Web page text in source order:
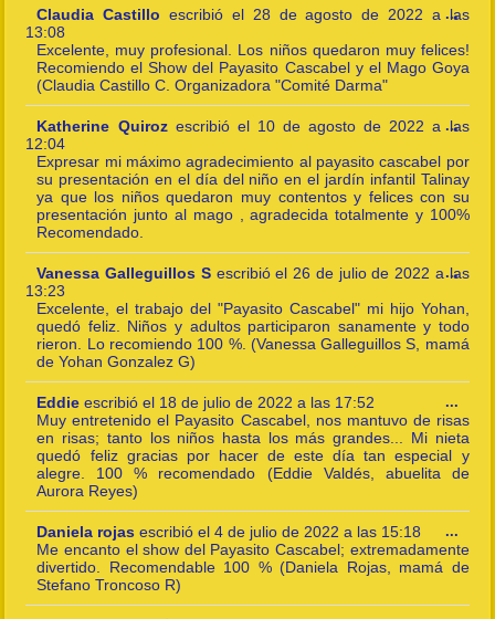
Claudia Castilloescribió el28 de agosto de 2022 a las
13:08
Excelente, muy profesional. Los niños quedaron muy felices!
Recomiendo el Show del Payasito Cascabel y el Mago Goya
(Claudia Castillo C. Organizadora "Comité Darma"
...
Katherine Quiroz escribió el10 de agosto de 2022 a las
12:04
Expresar mi máximo agradecimiento al payasito cascabel por
su presentación en el día del niño en el jardín infantil Talinay
ya que los niños quedaron muy contentos y felices con su
presentación junto al mago , agradecida totalmente y 100%
Recomendado.
...
Vanessa Galleguillos S escribió el 26 de julio de 2022 a las
13:23
Excelente, el trabajo del "Payasito Cascabel" mi hijo Yohan,
quedó feliz. Niños y adultos participaron sanamente y todo
rieron. Lo recomiendo 100 %. (Vanessa Galleguillos S, mamá
de Yohan Gonzalez G)
...
Eddieescribió el 18 de julio de 2022 a las 17:52
Muy entretenido el Payasito Cascabel, nos mantuvo de risas
en risas; tanto los niños hasta los más grandes... Mi nieta
quedó feliz gracias por hacer de este día tan especial y
alegre. 100 % recomendado (Eddie Valdés, abuelita de
Aurora Reyes)
...
this
Daniela rojasescribió el 4 de julio de 2022 a las 15:18
Me encanto el show del Payasito Cascabel; extremadamente
divertido. Recomendable 100 % (Daniela Rojas, mamá de
Stefano Troncoso R)
...
this